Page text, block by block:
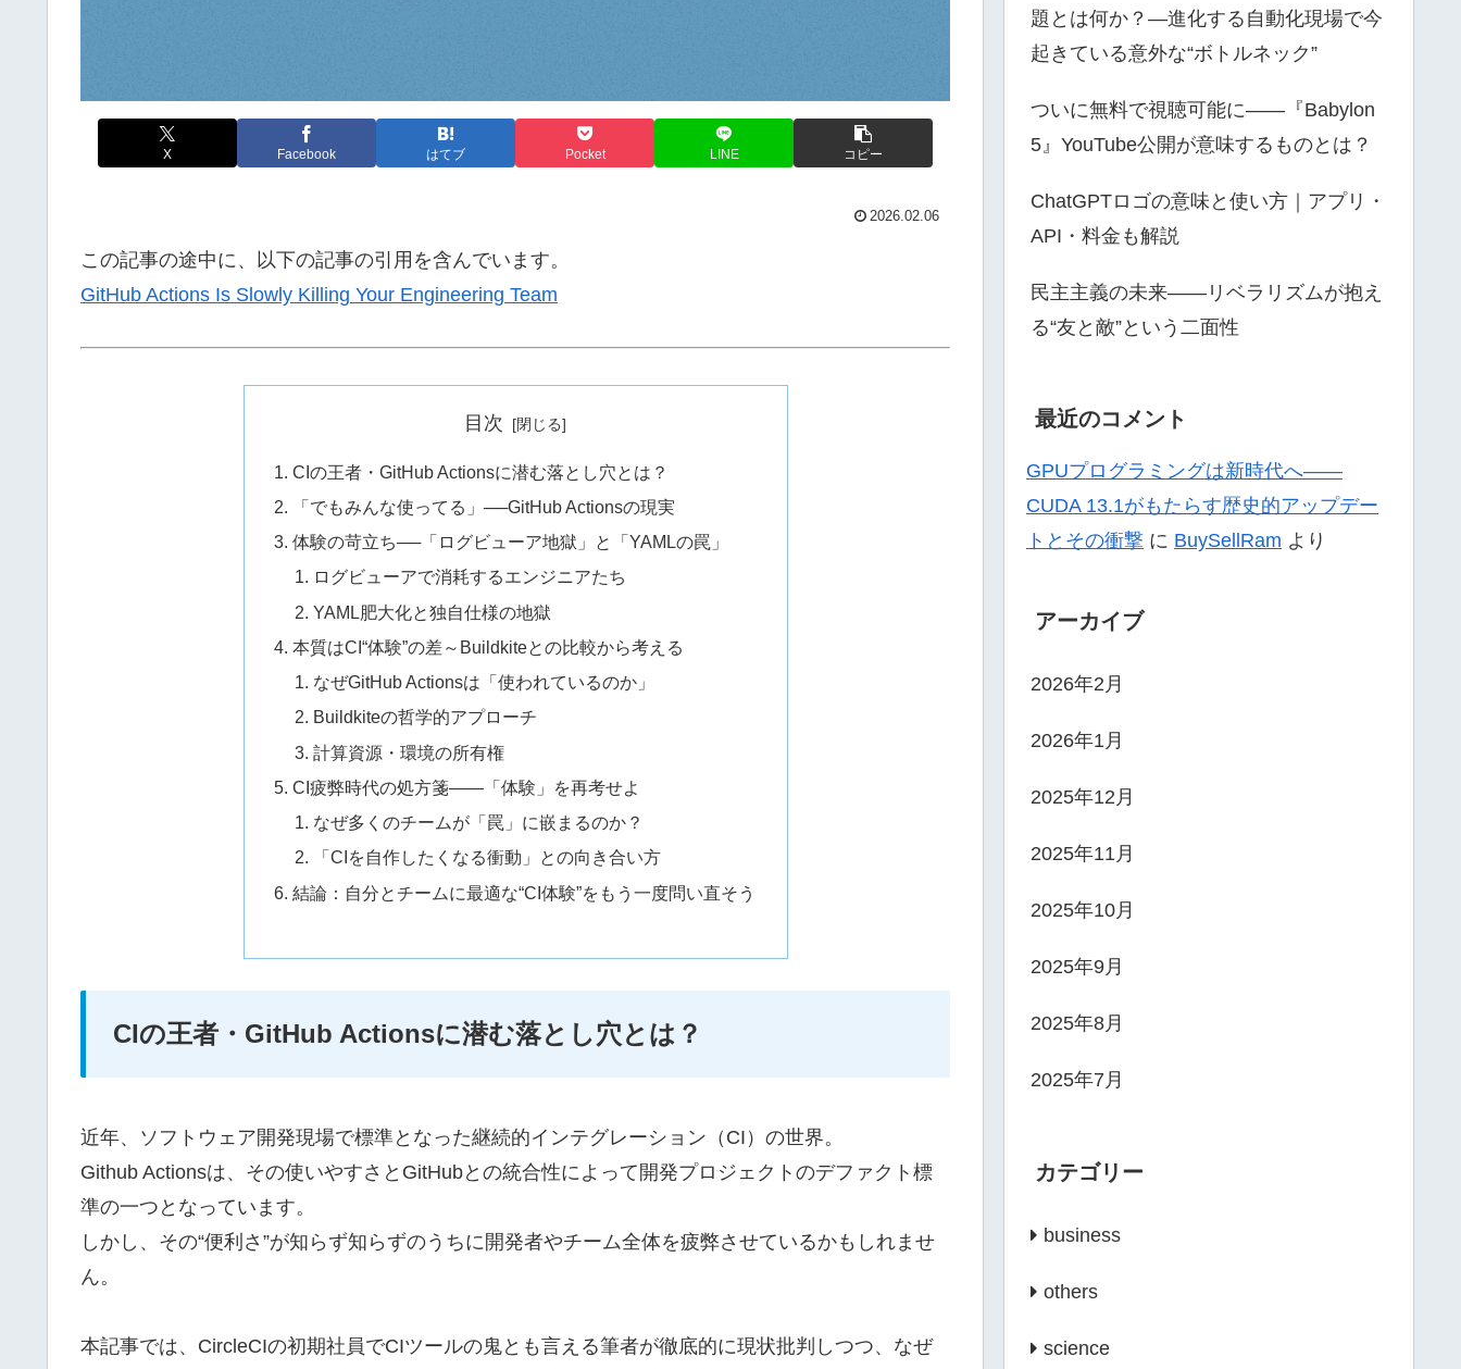
X Facebook はてブ Pocket LINE コピー
2026.02.06
この記事の途中に、以下の記事の引用を含んでいます。
GitHub Actions Is Slowly Killing Your Engineering Team
目次
CIの王者・GitHub Actionsに潜む落とし穴とは？
「でもみんな使ってる」──GitHub Actionsの現実
体験の苛立ち──「ログビューア地獄」と「YAMLの罠」
ログビューアで消耗するエンジニアたち
YAML肥大化と独自仕様の地獄
本質はCI“体験”の差～Buildkiteとの比較から考える
なぜGitHub Actionsは「使われているのか」
Buildkiteの哲学的アプローチ
計算資源・環境の所有権
CI疲弊時代の処方箋——「体験」を再考せよ
なぜ多くのチームが「罠」に嵌まるのか？
「CIを自作したくなる衝動」との向き合い方
結論：自分とチームに最適な“CI体験”をもう一度問い直そう
CIの王者・GitHub Actionsに潜む落とし穴とは？
近年、ソフトウェア開発現場で標準となった継続的インテグレーション（CI）の世界。
Github Actionsは、その使いやすさとGitHubとの統合性によって開発プロジェクトのデファクト標
準の一つとなっています。
しかし、その“便利さ”が知らず知らずのうちに開発者やチーム全体を疲弊させているかもしれませ
ん。
本記事では、CircleCIの初期社員でCIツールの鬼とも言える筆者が徹底的に現状批判しつつ、なぜ
題とは何か？—進化する自動化現場で今
起きている意外な“ボトルネック”
ついに無料で視聴可能に――『Babylon
5』YouTube公開が意味するものとは？
ChatGPTロゴの意味と使い方｜アプリ・
API・料金も解説
民主主義の未来――リベラリズムが抱え
る“友と敵”という二面性
最近のコメント
GPUプログラミングは新時代へ——
CUDA 13.1がもたらす歴史的アップデー
トとその衝撃 に BuySellRam より
アーカイブ
2026年2月
2026年1月
2025年12月
2025年11月
2025年10月
2025年9月
2025年8月
2025年7月
カテゴリー
business
others
science